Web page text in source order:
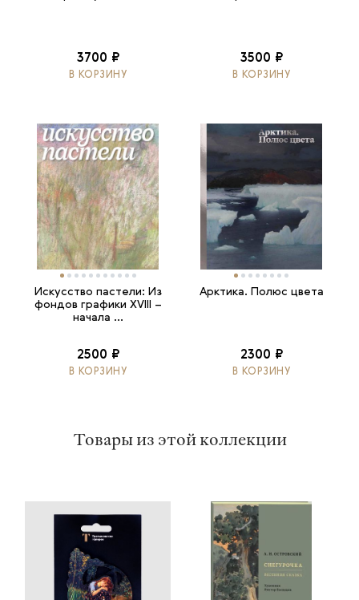
3700 ₽
В КОРЗИНУ
3500 ₽
В КОРЗИНУ
Искусство пастели: Из
фондов графики XVIII –
начала ...
2500 ₽
В КОРЗИНУ
Арктика. Полюс цвета
2300 ₽
В КОРЗИНУ
Товары из этой коллекции